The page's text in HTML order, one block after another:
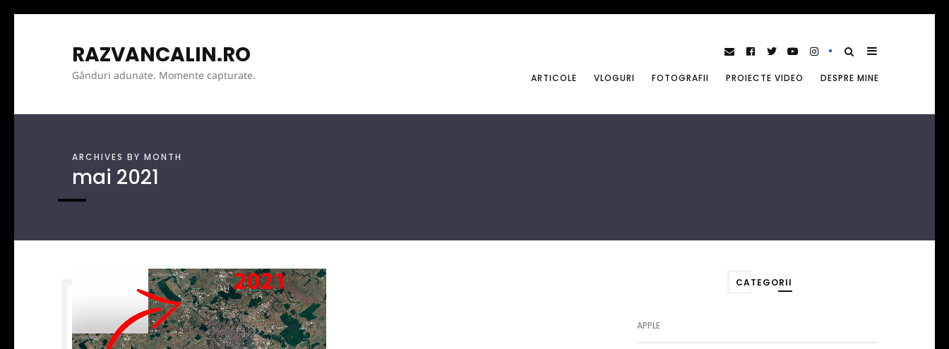
RAZVANCALIN.RO
Gânduri adunate. Momente capturate. ARTICOLE VLOGURI FOTOGRAFII PROIECTE VIDEO DESPRE MINE
ARCHIVES BY MONTH
mai 2021
CATEGORII
APPLE